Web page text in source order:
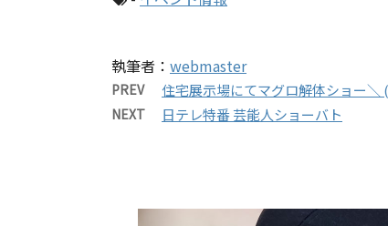
執筆者： webmaster
PREV 住宅展示場にてマグロ解体ショー＼
NEXT 日テレ特番 芸能人ショーバト